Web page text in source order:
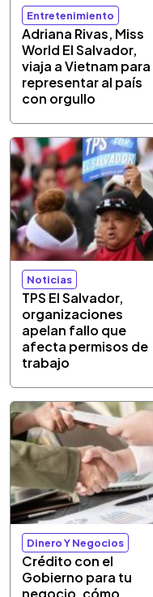
Entretenimiento
Adriana Rivas, Miss
World El Salvador,
viaja a Vietnam para
representar al país
con orgullo
Noticias
TPS El Salvador,
organizaciones
apelan fallo que
afecta permisos de
trabajo
Dinero Y Negocios
Crédito con el
Gobierno para tu
negocio, cómo